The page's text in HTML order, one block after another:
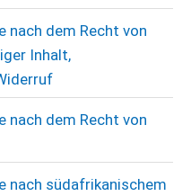
nach dem Recht von
Inhalt,
nach dem Recht von
nach südafrikanischem